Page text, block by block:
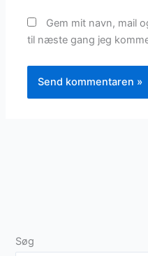
Gem mit navn, mail
til næste gang jeg
Søg